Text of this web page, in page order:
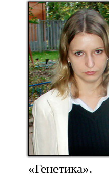
«Генетика».